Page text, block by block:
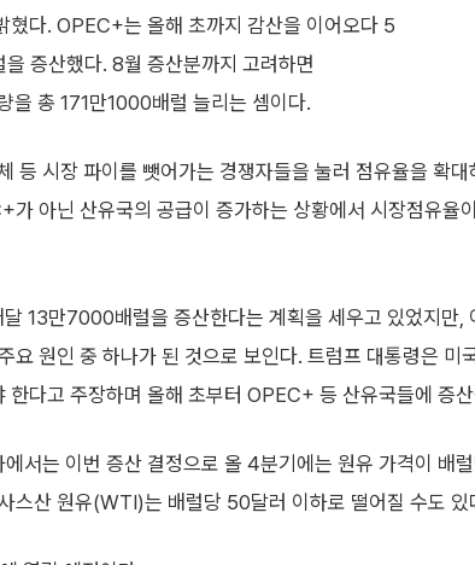
혔다. OPEC+는 올해 초까지 감산을 이어오다 5
증산했다. 8월 증산분까지 고려하면
총 171만1000배럴 늘리는 셈이다.
등 시장 파이를 뺏어가는 경쟁자들을 눌러 점유율을 확대
가 아닌 산유국의 공급이 증가하는 상황에서 시장점유율
13만7000배럴을 증산한다는 계획을 세우고 있었지만,
요 원인 중 하나가 된 것으로 보인다. 트럼프 대통령은 미
한다고 주장하며 올해 초부터 OPEC+ 등 산유국들에 증
서는 이번 증산 결정으로 올 4분기에는 원유 가격이 배
스산 원유(WTI)는 배럴당 50달러 이하로 떨어질 수도 있